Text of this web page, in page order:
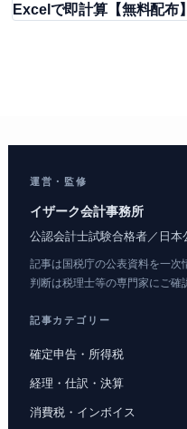
Excelで即計算【無料配布】
運営・監修
イザーク会計事務所
公認会計士試験合格者／日本
記事は国税庁の公表資料を一次
判断は税理士等の専門家にご確
記事カテゴリー
確定申告・所得税
経理・仕訳・決算
消費税・インボイス